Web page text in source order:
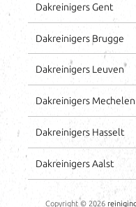
Dakreinigers Gent
Dakreinigers Brugge
Dakreinigers Leuven
Dakreinigers Mechelen
Dakreinigers Hasselt
Dakreinigers Aalst
Copyright © 2026